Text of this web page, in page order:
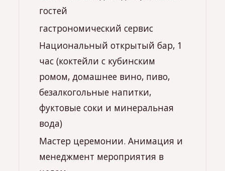
гостей
гастрономический сервис
Национальный открытый бар, 1
час (коктейли с кубинским
ромом, домашнее вино, пиво,
безалкогольные напитки,
фуктовые соки и минеральная
вода)
Мастер церемонии. Анимация и
менеджмент мероприятия в
целом